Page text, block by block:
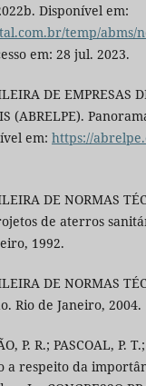
Disponível em:
temp/abms/
em: 28 jul. 2023.
DE EMPRESAS
(ABRELPE).
em: https://
DE NORMAS
de aterros
1992.
DE NORMAS
Rio de Janeiro, 2004.
P. R.; PASCOAL, P.
a respeito da